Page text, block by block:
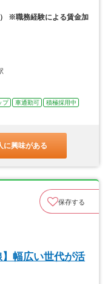
※職務経験による賃金加
プ 車通勤可
積極採用中
に興味がある
保存する
】幅広い世代が活